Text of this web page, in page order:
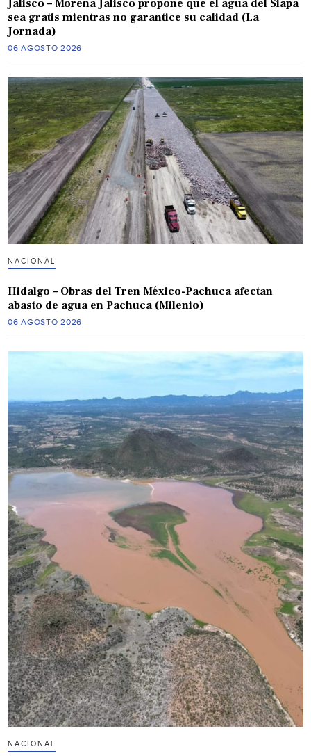
Jalisco – Morena Jalisco propone que el agua del Siapa
sea gratis mientras no garantice su calidad (La
Jornada)
06 AGOSTO 2026
NACIONAL
Hidalgo – Obras del Tren México-Pachuca afectan
abasto de agua en Pachuca (Milenio)
06 AGOSTO 2026
NACIONAL